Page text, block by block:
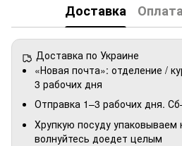
Доставка
Доставка по Украине
«Новая почта»: отделение /
3 рабочих дня
Отправка 1–3 рабочих дня.
Хрупкую посуду упаковываем
волнуйтесь доедет целым